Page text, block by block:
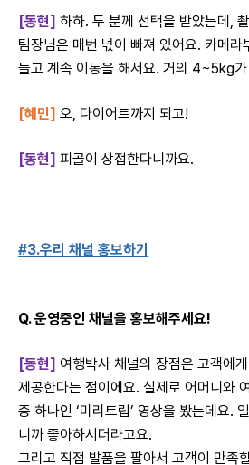
[동현] 하하. 두 분께 선택을 받았는데,
팀장님은 매번 넋이 빠져 있어요. 카메라
들고 계속 이동을 해서요. 거의 4~5kg
[혜민] 오, 다이어트까지 되고!
[동현] 피골이 상접한다니까요.
#3.우리 채널 홍보하기
Q. 운영중인 채널을 홍보해주세요!
[동현] 여행박사 채널의 장점은 고객에
제공한다는 점이에요. 실제로 어머니와
중 하나인 ‘미리트립’ 영상을 봤는데요.
니까 좋아하시더라고요.
그리고 직접 발품을 팔아서 고객이 만족